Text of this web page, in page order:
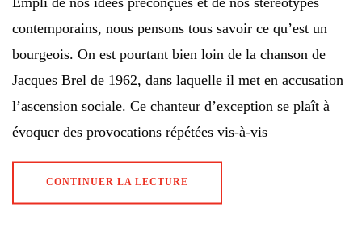
contemporains, nous pensons tous savoir ce qu’est un
bourgeois. On est pourtant bien loin de la chanson de
Jacques Brel de 1962, dans laquelle il met en accusation
l’ascension sociale. Ce chanteur d’exception se plaît à
évoquer des provocations répétées vis-à-vis
CONTINUER LA LECTURE